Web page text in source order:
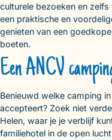
culturele bezoeken en
een praktische en
genieten van een
boeten.
Een ANCV
Benieuwd welke camping in
accepteert? Zoek niet
Helen, waar je je verblijf
familiehotel in de open